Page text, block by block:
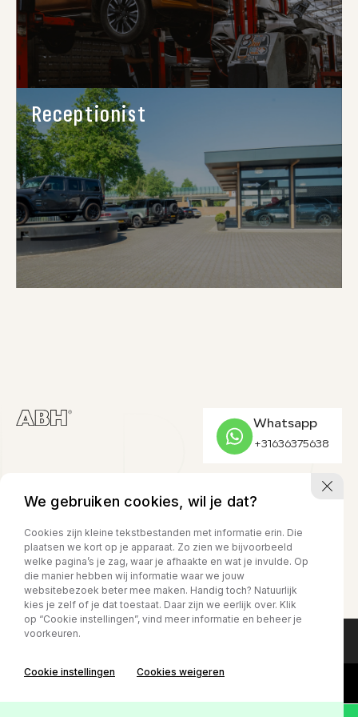
Receptionist
Whatsapp
+31636375638
CONTACT
023-524 24 90
verkoop@abh1.nl
ADRES
Kruisweg 1525
2142 LB, Cruquius
OPENINGSTIJDEN
Ma. t/m vr
08.00 - 17.00
Za.
08.00 - 15.00
Gesloten
Privacy policy
We gebruiken cookies, wil je dat?
Cookies zijn kleine tekstbestanden met informatie erin. Die
plaatsen we kort op je apparaat. Zo zien we bijvoorbeeld
welke pagina’s je zag, waar je afhaakte en wat je invulde. Op
die manier hebben wij informatie waar we jouw
websitebezoek beter mee maken. Handig toch? Natuurlijk
kies je zelf of je dat toestaat. Daar zijn we eerlijk over. Klik
op “Cookie instellingen”, vind meer informatie en beheer je
voorkeuren.
Cookie instellingen Cookies weigeren